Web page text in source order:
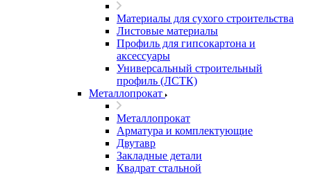
Материалы для сухого строительства
Листовые материалы
Профиль для гипсокартона и
аксессуары
Универсальный строительный
профиль (ЛСТК)
Металлопрокат
Металлопрокат
Арматура и комплектующие
Двутавр
Закладные детали
Квадрат стальной